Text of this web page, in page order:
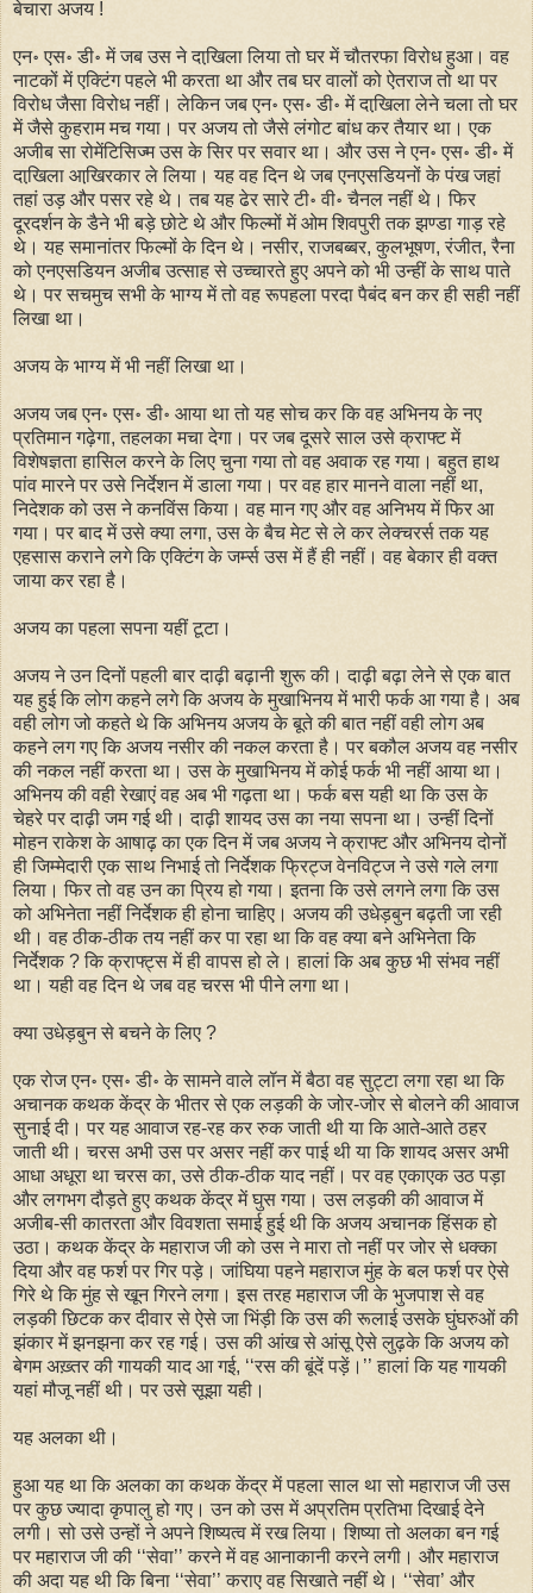
बेचारा अजय !
एन॰ एस॰ डी॰ में जब उस ने दाखि़ला लिया तो घर में चौतरफा विरोध हुआ। वह
नाटकों में एक्टिंग पहले भी करता था और तब घर वालों को ऐतराज तो था पर
विरोध जैसा विरोध नहीं। लेकिन जब एन॰ एस॰ डी॰ में दाखि़ला लेने चला तो घर
में जैसे कुहराम मच गया। पर अजय तो जैसे लंगोट बांध कर तैयार था। एक
अजीब सा रोमेंटिसिज्म उस के सिर पर सवार था। और उस ने एन॰ एस॰ डी॰ में
दाखि़ला आखि़रकार ले लिया। यह वह दिन थे जब एनएसडियनों के पंख जहां
तहां उड़ और पसर रहे थे। तब यह ढेर सारे टी॰ वी॰ चैनल नहीं थे। फिर
दूरदर्शन के डैने भी बड़े छोटे थे और फिल्मों में ओम शिवपुरी तक झण्डा गाड़ रहे
थे। यह समानांतर फिल्मों के दिन थे। नसीर, राजबब्बर, कुलभूषण, रंजीत, रैना
को एनएसडियन अजीब उत्साह से उच्चारते हुए अपने को भी उन्हीं के साथ पाते
थे। पर सचमुच सभी के भाग्य में तो वह रूपहला परदा पैबंद बन कर ही सही नहीं
लिखा था।
अजय के भाग्य में भी नहीं लिखा था।
अजय जब एन॰ एस॰ डी॰ आया था तो यह सोच कर कि वह अभिनय के नए
प्रतिमान गढ़ेगा, तहलका मचा देगा। पर जब दूसरे साल उसे क्राफ्ट में
विशेषज्ञता हासिल करने के लिए चुना गया तो वह अवाक रह गया। बहुत हाथ
पांव मारने पर उसे निर्देशन में डाला गया। पर वह हार मानने वाला नहीं था,
निदेशक को उस ने कनविंस किया। वह मान गए और वह अनिभय में फिर आ
गया। पर बाद में उसे क्या लगा, उस के बैच मेट से ले कर लेक्चरर्स तक यह
एहसास कराने लगे कि एक्टिंग के जर्म्स उस में हैं ही नहीं। वह बेकार ही वक्त
जाया कर रहा है।
अजय का पहला सपना यहीं टूटा।
अजय ने उन दिनों पहली बार दाढ़ी बढ़ानी शुरू की। दाढ़ी बढ़ा लेने से एक बात
यह हुई कि लोग कहने लगे कि अजय के मुखाभिनय में भारी फर्क आ गया है। अब
वही लोग जो कहते थे कि अभिनय अजय के बूते की बात नहीं वही लोग अब
कहने लग गए कि अजय नसीर की नकल करता है। पर बकौल अजय वह नसीर
की नकल नहीं करता था। उस के मुखाभिनय में कोई फर्क भी नहीं आया था।
अभिनय की वही रेखाएं वह अब भी गढ़ता था। फर्क बस यही था कि उस के
चेहरे पर दाढ़ी जम गई थी। दाढ़ी शायद उस का नया सपना था। उन्हीं दिनों
मोहन राकेश के आषाढ़ का एक दिन में जब अजय ने क्राफ्ट और अभिनय दोनों
ही जिम्मेदारी एक साथ निभाई तो निर्देशक फ्रिट्ज वेनविट्ज ने उसे गले लगा
लिया। फिर तो वह उन का प्रिय हो गया। इतना कि उसे लगने लगा कि उस
को अभिनेता नहीं निर्देशक ही होना चाहिए। अजय की उधेड़बुन बढ़ती जा रही
थी। वह ठीक-ठीक तय नहीं कर पा रहा था कि वह क्या बने अभिनेता कि
निर्देशक ? कि क्राफ्ट्स में ही वापस हो ले। हालां कि अब कुछ भी संभव नहीं
था। यही वह दिन थे जब वह चरस भी पीने लगा था।
क्या उधेड़बुन से बचने के लिए ?
एक रोज एन॰ एस॰ डी॰ के सामने वाले लॉन में बैठा वह सुट्टा लगा रहा था कि
अचानक कथक केंद्र के भीतर से एक लड़की के जोर-जोर से बोलने की आवाज
सुनाई दी। पर यह आवाज रह-रह कर रुक जाती थी या कि आते-आते ठहर
जाती थी। चरस अभी उस पर असर नहीं कर पाई थी या कि शायद असर अभी
आधा अधूरा था चरस का, उसे ठीक-ठीक याद नहीं। पर वह एकाएक उठ पड़ा
और लगभग दौड़ते हुए कथक केंद्र में घुस गया। उस लड़की की आवाज में
अजीब-सी कातरता और विवशता समाई हुई थी कि अजय अचानक हिंसक हो
उठा। कथक केंद्र के महाराज जी को उस ने मारा तो नहीं पर जोर से धक्का
दिया और वह फर्श पर गिर पड़े। जांघिया पहने महाराज मुंह के बल फर्श पर ऐसे
गिरे थे कि मुंह से खून गिरने लगा। इस तरह महाराज जी के भुजपाश से वह
लड़की छिटक कर दीवार से ऐसे जा भिंड़ी कि उस की रूलाई उसके घुंघरुओं की
झंकार में झनझना कर रह गई। उस की आंख से आंसू ऐसे लुढ़के कि अजय को
बेगम अख़्तर की गायकी याद आ गई, ‘‘रस की बूंदें पड़ें।’’ हालां कि यह गायकी
यहां मौजू नहीं थी। पर उसे सूझा यही।
यह अलका थी।
हुआ यह था कि अलका का कथक केंद्र में पहला साल था सो महाराज जी उस
पर कुछ ज्यादा कृपालु हो गए। उन को उस में अप्रतिम प्रतिभा दिखाई देने
लगी। सो उसे उन्हों ने अपने शिष्यत्व में रख लिया। शिष्या तो अलका बन गई
पर महाराज जी की ‘‘सेवा’’ करने में वह आनाकानी करने लगी। और महाराज
की अदा यह थी कि बिना ‘‘सेवा’’ कराए वह सिखाते नहीं थे। ‘‘सेवा’ और